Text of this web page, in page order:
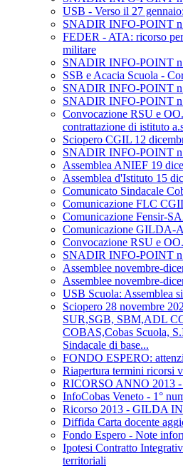
USB - Verso il 27
SNADIR INFO-POINT
FEDER - ATA: ricorso
militare
SNADIR INFO-POINT
SSB e Acacia Scuola -
SNADIR INFO-POINT
SNADIR INFO-POINT
Convocazione RSU e
contrattazione di istituto
Sciopero CGIL 12
SNADIR INFO-POINT
Assemblea ANIEF 19
Assemblea d'Istituto 15
Comunicato Sindacale
Comunicazione FLC
Comunicazione Fensir-
Comunicazione GILDA-
Convocazione RSU e
SNADIR INFO-POINT
Assemblee novembre-
Assemblee novembre-
USB Scuola: Assemblea
Sciopero 28 novembre
SUR,SGB, SBM,ADL
COBAS,Cobas Scuola,
Sindacale di base...
FONDO ESPERO:
Riapertura termini ricorsi
RICORSO ANNO 2013
InfoCobas Veneto - 1°
Ricorso 2013 - GILDA
Diffida Carta docente
Fondo Espero - Note
Ipotesi Contratto
territoriali